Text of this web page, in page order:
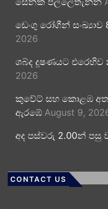
ඩෙංගු රෝගීන් සංඛ්‍යාව
2026
ශබ්ද දූෂණයට එරෙහිව
2026
කුවේට් සහ කොළඹ
ඇරඹේ August 9,
අද පස්වරු 2.00න් පසු
CONTACT US